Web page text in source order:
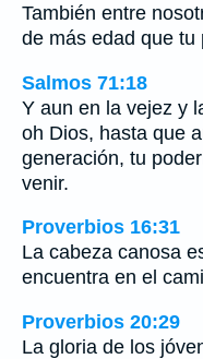
También entre
de más edad que tu
Salmos 71:18
Y aun en la vejez y
oh Dios, hasta que
generación, tu
venir.
Proverbios 16:31
La cabeza canosa
encuentra en el
Proverbios 20:29
La gloria de los